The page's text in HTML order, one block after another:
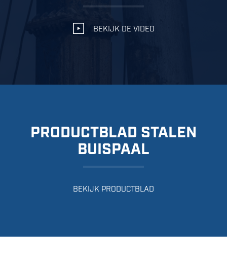
BEKIJK DE VIDEO
PRODUCTBLAD STALEN
BUISPAAL
BEKIJK PRODUCTBLAD